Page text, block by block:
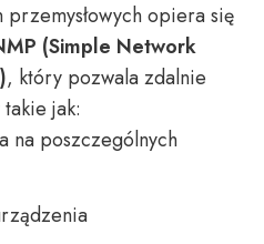
przemysłowych opiera się
(Simple Network
, który pozwala zdalnie
jak:
na poszczególnych